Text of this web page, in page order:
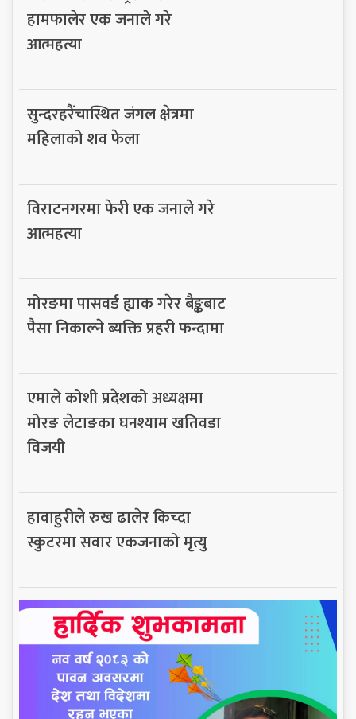
हामफालेर एक जनाले गरे
आत्महत्या
सुन्दरहरैंचास्थित जंगल क्षेत्रमा
महिलाको शव फेला
विराटनगरमा फेरी एक जनाले गरे
आत्महत्या
मोरङमा पासवर्ड ह्याक गरेर बैङ्कबाट
पैसा निकाल्ने ब्यक्ति प्रहरी फन्दामा
एमाले कोशी प्रदेशको अध्यक्षमा
मोरङ लेटाङका घनश्याम खतिवडा
विजयी
हावाहुरीले रुख ढालेर किच्दा
स्कुटरमा सवार एकजनाको मृत्यु